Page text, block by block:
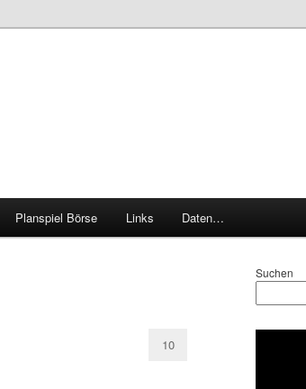
Planspiel Börse Links Daten…
10
Suchen